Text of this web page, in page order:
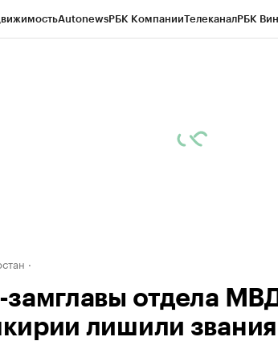
AutonewsРБК КомпанииТелеканалРБК
замглавы отдела
лишили